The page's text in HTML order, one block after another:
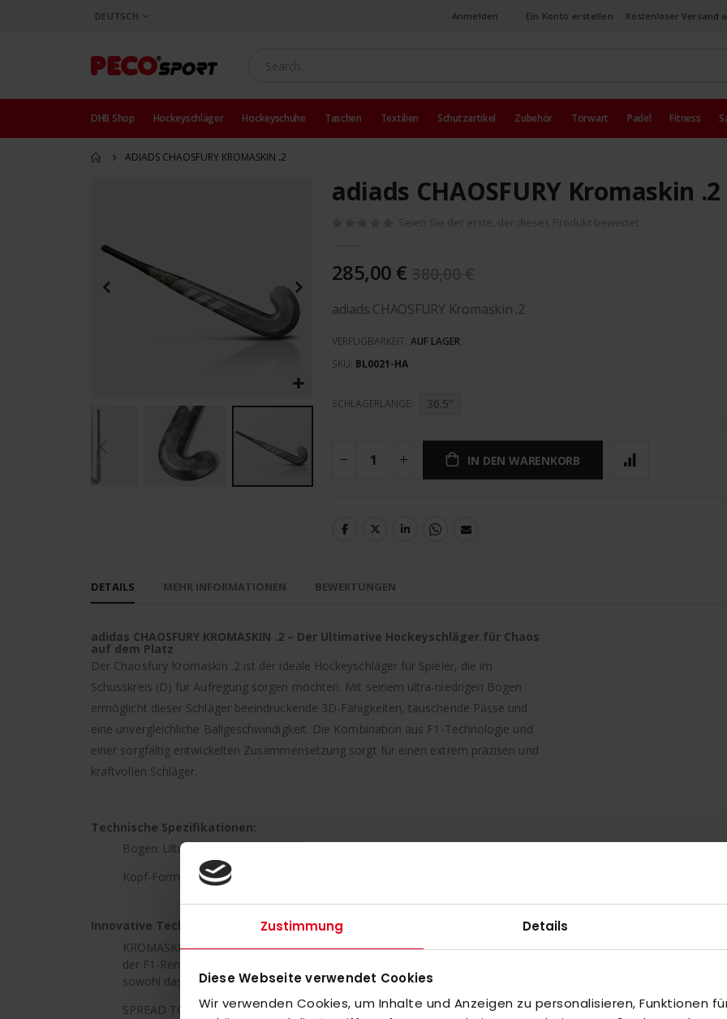
Zustimmung Details
Diese Webseite verwendet Cookies
Wir verwenden Cookies, um Inhalte und Anzeigen zu personalisieren, Funktionen
SPRACHE
DEUTSCH Anmelden Ein Konto erstellen Kostenloser Versand
DHB Shop Hockeyschläger Hockeyschuhe Taschen Textilien Schutzartikel Zubehör Torwart Padel Fitness
ADIADS CHAOSFURY KROMASKIN .2
Bildergalerie
springen
adiads CHAOSFURY Kromaskin .2
Seien Sie der erste, der dieses Produkt bewertet
285,00 €
adiads CHAOSFURY Kromaskin .2
VERFÜGBARKEIT: AUF LAGER
SKU BL0021-HA
SCHLÄGERLÄNGE 36.5''
IN DEN WARENKORB
DETAILS
adidas CHAOSFURY KROMASKIN .2 – Der Ultimative Hockeyschläger für Chaos
auf dem Platz
Der Chaosfury Kromaskin .2 ist der ideale Hockeyschläger für Spieler, die im
Schusskreis (D) für Aufregung sorgen möchten. Mit seinem ultra-niedrigen Bogen
ermöglicht dieser Schläger beeindruckende 3D-Fähigkeiten, täuschende Pässe und
eine unvergleichliche Ballgeschwindigkeit. Die Kombination aus F1-Technologie und
einer sorgfältig entwickelten Zusammensetzung sorgt für einen extrem präzisen und
kraftvollen Schläger.
Technische Spezifikationen:
Bogen: Ultra Low Bow - 200mm/24mm
Kopf-Form: Pure Control
Innovative Technologien für Höchstleistung:
KROMASKIN / FULL STICK KROMASKIN: Ultradünnes Kohlefaser-Material aus
der F1-Renntechnologie umhüllt den Schaft des Schlägers und verbessert
sowohl das Design als auch die strukturelle Leistung.
SPREAD TOW CARBON: Höheres Verhältnis von Festigkeit zu Gewicht als bei
MEHR INFORMATIONEN BEWERTUNGEN